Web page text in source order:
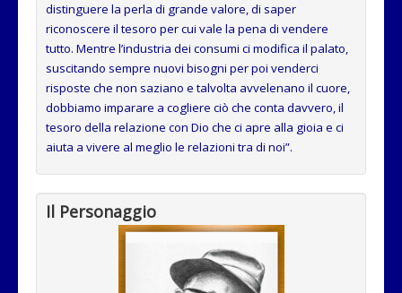
distinguere la perla di grande valore, di saper
riconoscere il tesoro per cui vale la pena di vendere
tutto. Mentre l’industria dei consumi ci modifica il palato,
suscitando sempre nuovi bisogni per poi venderci
risposte che non saziano e talvolta avvelenano il cuore,
dobbiamo imparare a cogliere ciò che conta davvero, il
tesoro della relazione con Dio che ci apre alla gioia e ci
aiuta a vivere al meglio le relazioni tra di noi”.
Il Personaggio